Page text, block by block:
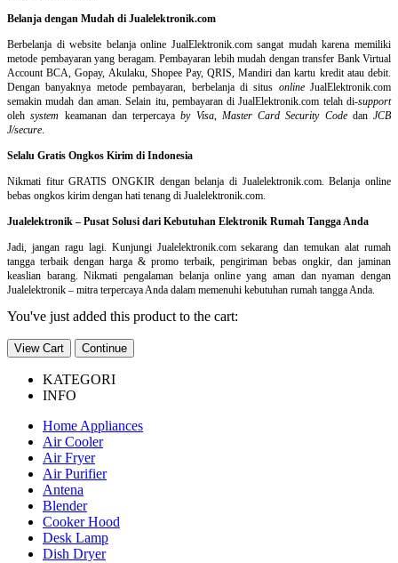
Belanja dengan Mudah di Jualelektronik.com
Berbelanja diwebsite belanja online JualElektronik.com sangat mudah karena memiliki
metode pembayaran yang beragam. Pembayaran lebih mudah dengan transfer Bank Virtual
Account BCA, Gopay, Akulaku, Shopee Pay, QRIS, Mandiri dan kartu kredit atau debit.
Dengan banyaknya metode pembayaran, berbelanja di situs onlineJualElektronik.com
semakin mudah dan aman. Selain itu, pembayaran di JualElektronik.com telah di-support
olehsystem keamanan dan terpercayaby Visa, Master Card Security Codedan JCB
J/secure.
Selalu Gratis Ongkos Kirim di Indonesia
Nikmati fitur GRATIS ONGKIR dengan belanja di Jualelektronik.com. Belanja online
bebas ongkos kirim dengan hati tenang di Jualelektronik.com.
Jualelektronik – Pusat Solusi dari Kebutuhan Elektronik Rumah Tangga Anda
Jadi, jangan ragu lagi. Kunjungi Jualelektronik.com sekarang dan temukan alat rumah
tangga terbaik dengan harga & promo terbaik, pengiriman bebas ongkir, dan jaminan
keaslian barang. Nikmati pengalaman belanja online yang aman dan nyaman dengan
Jualelektronik – mitra terpercaya Anda dalam memenuhi kebutuhan rumah tangga Anda.
You've just added this product to the cart:
View Cart Continue
KATEGORI
INFO
Home Appliances
Air Cooler
Air Fryer
Air Purifier
Antena
Blender
Cooker Hood
Desk Lamp
Dish Dryer